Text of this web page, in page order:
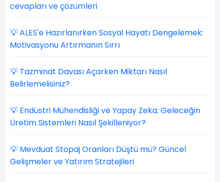
cevapları ve çözümleri
💡 ALES'e Hazırlanırken Sosyal Hayatı Dengelemek:
Motivasyonu Artırmanın Sırrı
💡 Tazminat Davası Açarken Miktarı Nasıl
Belirlemelisiniz?
💡 Endüstri Mühendisliği ve Yapay Zeka: Geleceğin
Üretim Sistemleri Nasıl Şekilleniyor?
💡 Mevduat Stopaj Oranları Düştü mü? Güncel
Gelişmeler ve Yatırım Stratejileri